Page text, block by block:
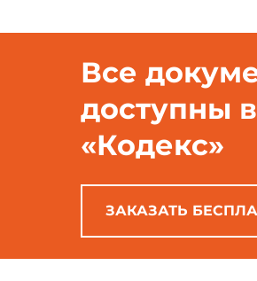
Все
доступны
«Кодекс»
ЗАКАЗАТЬ